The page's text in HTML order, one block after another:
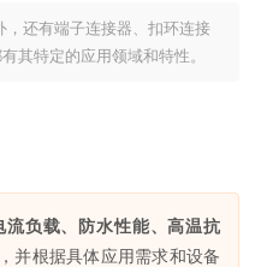
，还有端子连接器、扣环连接
其特定的应用领域和特性。
流负载、防水性能、高温抗
并根据具体应用需求和设备